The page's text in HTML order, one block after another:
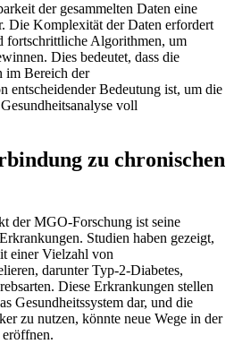
der gesammelten Daten eine
Die Komplexität der Daten erfordert
fortschrittliche Algorithmen, um
Dies bedeutet, dass die
im Bereich der
entscheidender Bedeutung ist, um die
voll
zu chronischen
der MGO-Forschung ist seine
Studien haben gezeigt,
einer Vielzahl von
darunter Typ-2-Diabetes,
Diese Erkrankungen stellen
Gesundheitssystem dar, und die
zu nutzen, könnte neue Wege in der